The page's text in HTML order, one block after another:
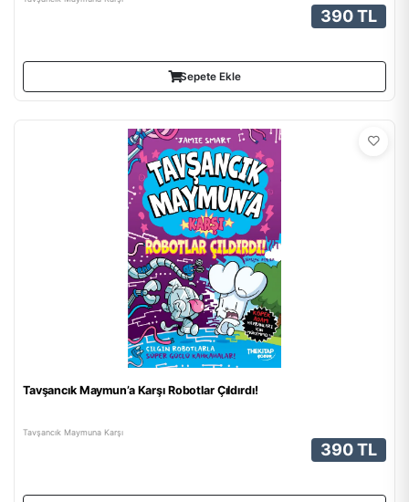
390 TL
Sepete Ekle
Tavşancık Maymun’a Karşı Robotlar Çıldırdı!
Tavşancık Maymuna Karşı
390 TL